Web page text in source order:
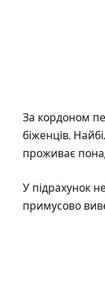
За кордоном
біженців.
проживає
У підрахунок
примусово